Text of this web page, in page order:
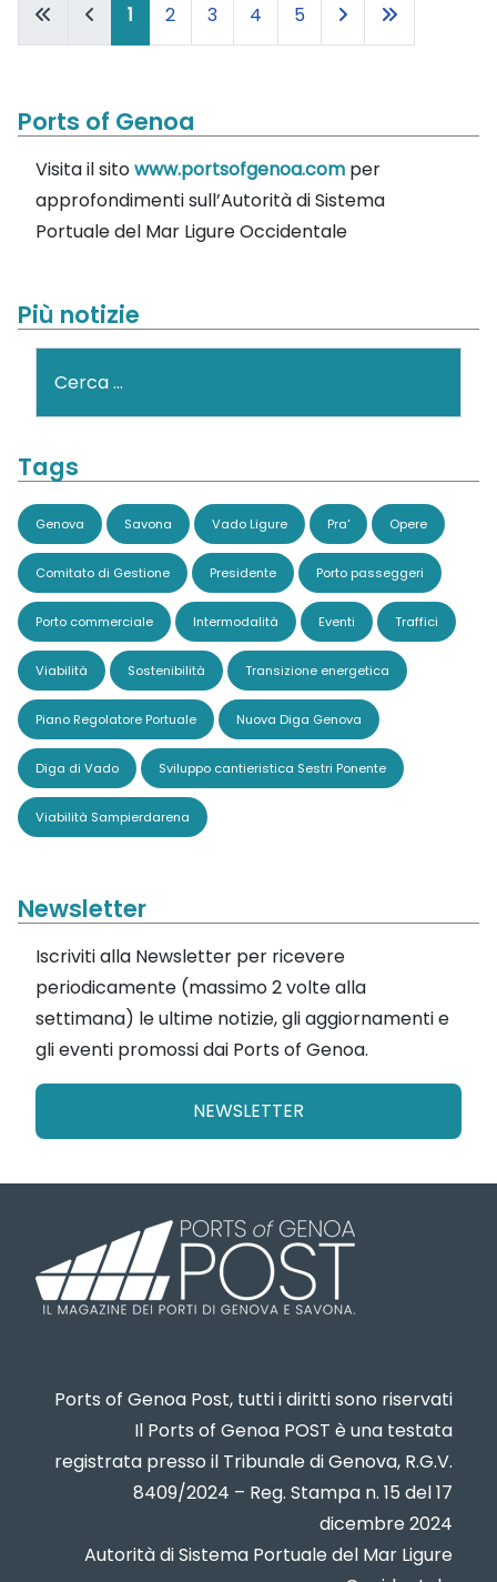
1 2 3 4 5
Ports of Genoa
Visita il sitowww.portsofgenoa.com per
approfondimenti sull’Autorità di Sistema
Portuale del Mar Ligure Occidentale
Più notizie
Tags
Genova Savona Vado Ligure Pra' Opere
Comitato di Gestione Presidente Porto passeggeri
Porto commerciale Intermodalità Eventi Traffici
Viabilità Sostenibilità Transizione energetica
Piano Regolatore Portuale Nuova Diga Genova
Diga di Vado Sviluppo cantieristica Sestri Ponente
Viabilità Sampierdarena
Newsletter
Iscriviti alla Newsletter per ricevere
periodicamente (massimo 2 volte alla
settimana) le ultime notizie, gli aggiornamenti e
gli eventi promossi dai Ports of Genoa.
NEWSLETTER
Ports of Genoa Post, tutti i diritti sono riservati
Il Ports of Genoa POST è una testata
registrata presso il Tribunale di Genova, R.G.V.
8409/2024 – Reg. Stampa n. 15 del 17
dicembre 2024
Autorità di Sistema Portuale del Mar Ligure